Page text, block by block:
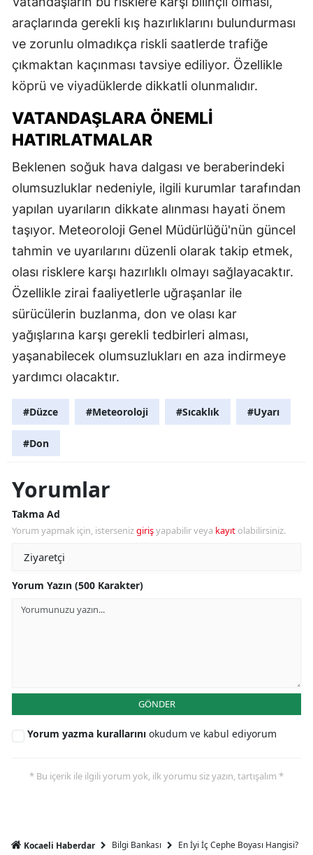
araçlarında gerekli kış hazırlıklarını bulundurması
ve zorunlu olmadıkça riskli saatlerde trafiğe
çıkmaktan kaçınması tavsiye ediliyor. Özellikle
köprü ve viyadüklerde dikkatli olunmalıdır.
VATANDAŞLARA ÖNEMLI
HATIRLATMALAR
Beklenen soğuk hava dalgası ve beraberindeki
olumsuzluklar nedeniyle, ilgili kurumlar tarafından
yapılan uyarıların dikkate alınması hayati önem
taşıyor. Meteoroloji Genel Müdürlüğü'nün güncel
tahmin ve uyarılarını düzenli olarak takip etmek,
olası risklere karşı hazırlıklı olmayı sağlayacaktır.
Özellikle zirai faaliyetlerle uğraşanlar ile
sürücülerin buzlanma, don ve olası kar
yağışlarına karşı gerekli tedbirleri alması,
yaşanabilecek olumsuzlukları en aza indirmeye
yardımcı olacaktır.
#Düzce #Meteoroloji #Sıcaklık #Uyarı
#Don
Yorumlar
Takma Ad
Yorum yapmak için, istersenizgirişyapabilir veya kayıt olabilirsiniz.
Yorum Yazın (500 Karakter)
GÖNDER
Yorum yazma kurallarını okudum ve kabul ediyorum
* Bu içerik ile ilgili yorum yok, ilk yorumu siz yazın, tartışalım *
Kocaeli Haberdar Bilgi Bankası En İyi İç Cephe Boyası Hangisi?